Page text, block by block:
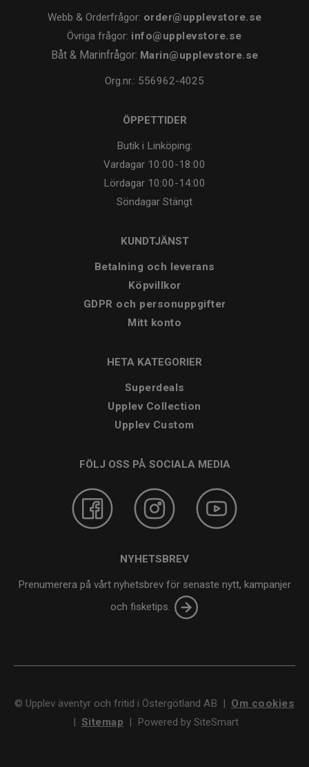
Webb & Orderfrågor: order@upplevstore.se
Övriga frågor: info@upplevstore.se
Båt & Marinfrågor: Marin@upplevstore.se
Org.nr.: 556962-4025
ÖPPETTIDER
Butik i Linköping:
Vardagar 10:00-18:00
Lördagar 10:00-14:00
Söndagar Stängt
KUNDTJÄNST
Betalning och leverans
Köpvillkor
GDPR och personuppgifter
Mitt konto
HETA KATEGORIER
Superdeals
Upplev Collection
Upplev Custom
FÖLJ OSS PÅ SOCIALA MEDIA
NYHETSBREV
Prenumerera på vårt nyhetsbrev för senaste nytt, kampanjer
och fisketips.
© Upplev äventyr och fritid i Östergötland AB | Om cookies
| Sitemap | Powered by SiteSmart